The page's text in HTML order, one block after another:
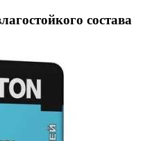
состава